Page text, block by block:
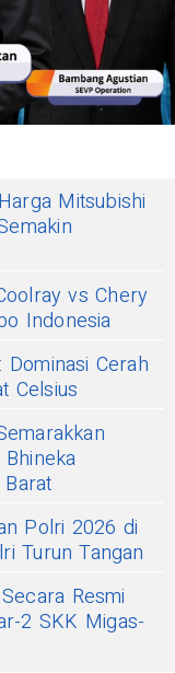
Mitsubishi
vs Chery
Indonesia
Cerah
Celsius
Polri 2026 di
Turun Tangan
Resmi
2 SKK Migas-